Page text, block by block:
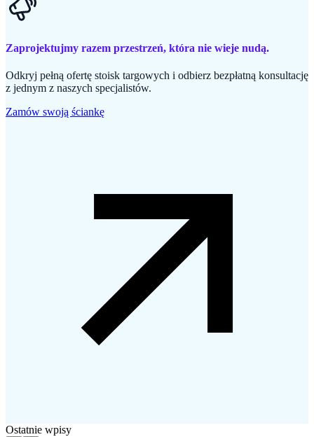
Zaprojektujmy razem przestrzeń, która nie wieje nudą.
Odkryj pełną ofertę stoisk targowych i odbierz bezpłatną konsultację
z jednym z naszych specjalistów.
Zamów swoją ściankę
Ostatnie wpisy